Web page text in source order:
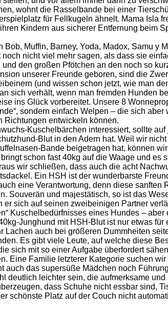
wohnt die Rasselbande bei einer
für Fellkugeln ähnelt. Mama Isla
Kindern aus sicherer Entfernung beim
Bob, Muffin, Barney, Yoda, Madox, Samu y
noch nicht viel mehr sagen, als dass sie
den großen Pfötchen an den noch so
unserer Freunde geboren, sind die
(und wissen schon jetzt, wie man
sich verhält, wenn man fremden Hunden
ins Glück vorbereitet. Unsere 8
sondern einfach Welpen – die sich
Richtungen entwickeln können.
Kuschelbärchen interessiert, sollte
Blut in den Adern hat. Weil wir
Bande beigetragen hat, können
schon fast 40kg auf die Waage und es
wir schließen, dass auch die acht
Ein HSH ist der wunderbarste
eine Verantwortung, denn diese sanften
Souverän und majestätisch, so ist das
er sich auf seinen zweibeinigen Partner
Kuschelbedürfnisses eines Hundes – aber
Junghund mit HSH-Blut ist nur etwas für
Lachen auch bei größeren Dummheiten
Es gibt viele Leute, auf welche diese
sich mit so einer Aufgabe überfordert
Eine Familie letzterer Kategorie suchen
auch das supersüße Mädchen noch
deutlich leichter sein, die aufmerksame
dass Schuhe nicht essbar sind,
schönste Platz auf der Couch nicht